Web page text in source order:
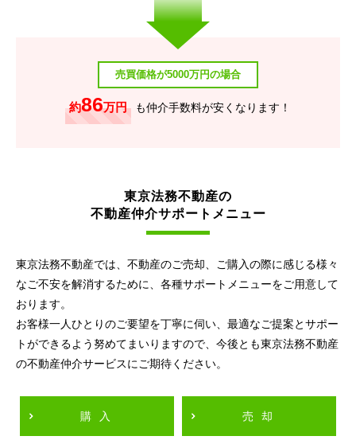
売買価格が5000万円の場合
約86万円 も仲介手数料が安くなります！
東京法務不動産の
不動産仲介サポートメニュー
東京法務不動産では、不動産のご売却、ご購入の際に感じる様々
なご不安を解消するために、各種サポートメニューをご用意して
おります。
お客様一人ひとりのご要望を丁寧に伺い、最適なご提案とサポー
トができるよう努めてまいりますので、今後とも東京法務不動産
の不動産仲介サービスにご期待ください。
購入 売却